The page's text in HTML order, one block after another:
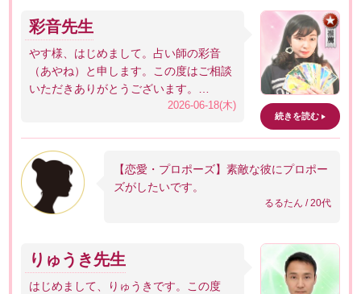
続きを読む
彩音先生
やす様、はじめまして。占い師の彩音
（あやね）と申します。この度はご相談
いただきありがとうございます。…
2026-06-18(木)
【恋愛・プロポーズ】素敵な彼にプロポー
ズがしたいです。
るるたん / 20代
りゅうき先生
はじめまして、りゅうきです。この度